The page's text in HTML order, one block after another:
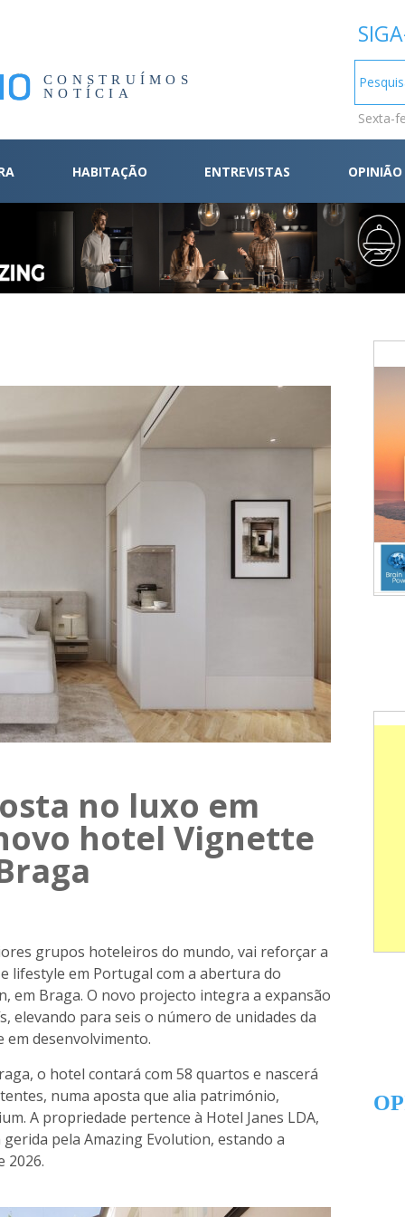
CONSTRUÍMOS
NOTÍCIA
Sexta-
HABITAÇÃO ENTREVISTAS OPINIÃO
no luxo em
hotel Vignette
grupos hoteleiros do mundo, vai reforçar a
lifestyle em Portugal com a abertura do
em Braga. O novo projecto integra a expansão
elevando para seis o número de unidades da
desenvolvimento.
o hotel contará com 58 quartos e nascerá
numa aposta que alia património,
A propriedade pertence à Hotel Janes LDA,
pela Amazing Evolution, estando a
2026.